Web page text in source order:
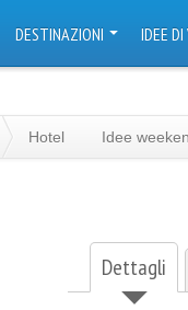
DESTINAZIONI IDEE
Hotel Idee
Dettagli